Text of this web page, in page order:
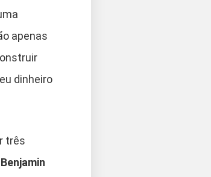
apenas
dinheiro
três
Benjamin